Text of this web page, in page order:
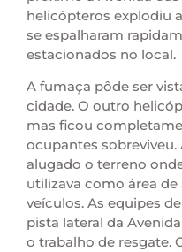
helicópteros explodiu
se espalharam
estacionados no local.
A fumaça pôde ser
cidade. O outro
mas ficou
ocupantes sobreviveu.
alugado o terreno
utilizava como área
veículos. As equipes
pista lateral da
o trabalho de resgate.